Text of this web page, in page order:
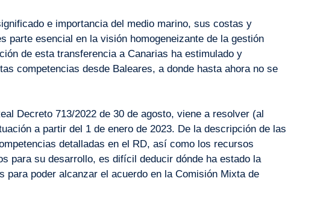
e importancia del medio marino, sus costas y
parte esencial en la visión homogeneizante de la gestión
de esta transferencia a Canarias ha estimulado y
competencias desde Baleares, a donde hasta ahora no se
Decreto 713/2022 de 30 de agosto, viene a resolver (al
a partir del 1 de enero de 2023. De la descripción de las
detalladas en el RD, así como los recursos
para su desarrollo, es difícil deducir dónde ha estado la
para poder alcanzar el acuerdo en la Comisión Mixta de